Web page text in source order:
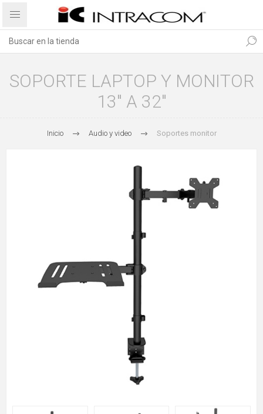
SOPORTE LAPTOP Y MONITOR
13" A 32"
Inicio Audio y video Soportes monitor